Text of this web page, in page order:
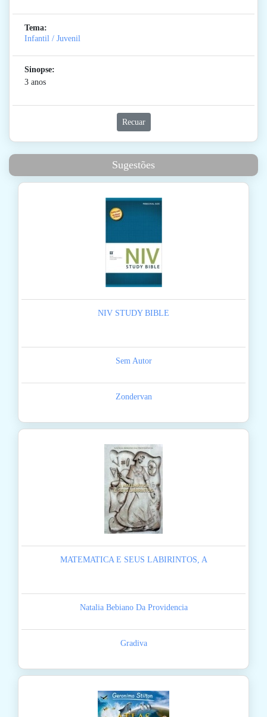
Tema:
Infantil / Juvenil
Sinopse:
3 anos
Recuar
Sugestões
NIV STUDY BIBLE
Sem Autor
Zondervan
MATEMATICA E SEUS LABIRINTOS, A
Natalia Bebiano Da Providencia
Gradiva